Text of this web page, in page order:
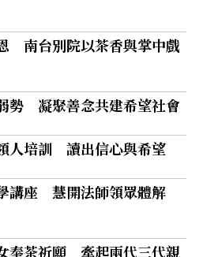
南台別院以茶香與掌中戲
勢 凝聚善念共建希望社會
人培訓 讀出信心與希望
講座 慧開法師領眾體解
奉茶祈願 牽起兩代三代親